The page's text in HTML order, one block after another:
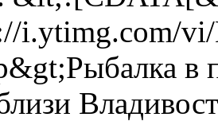
i.ytimg.com/
в